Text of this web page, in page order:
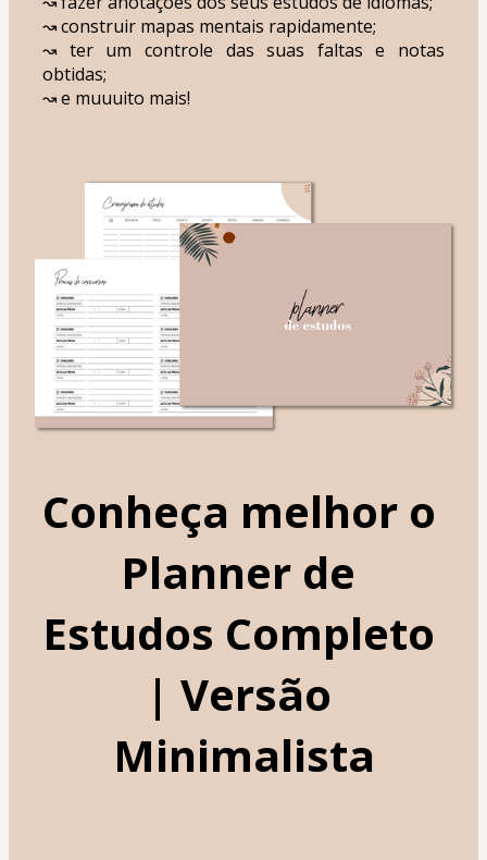
↝ construir mapas mentais rapidamente;
↝ ter um controle das suas faltas e notas
obtidas;
↝ e muuuito mais!
Conheça melhor o
Planner de
Estudos Completo
| Versão
Minimalista